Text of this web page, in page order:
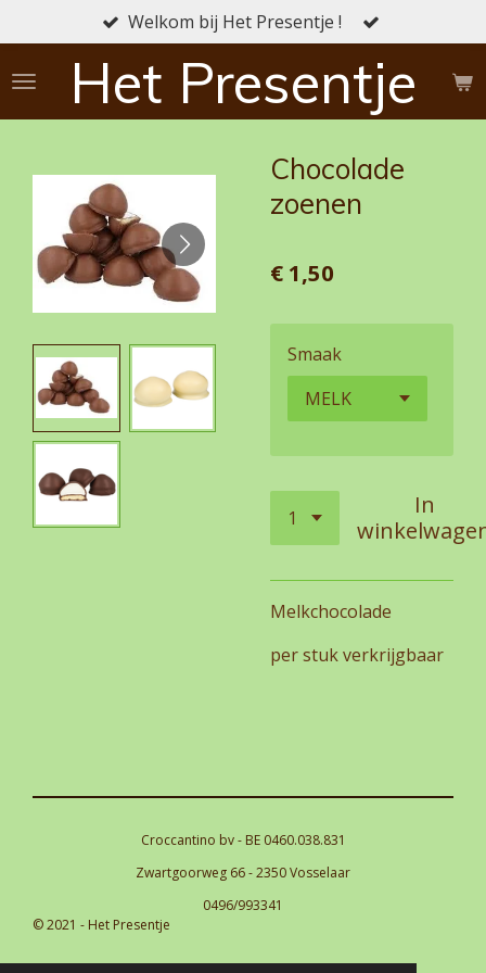
direct
naar
Het Presentje
Welkom bij Het Presentje !
Chocolade
zoenen
€ 1,50
Smaak
In
Melkchocolade
per stuk verkrijgbaar
Croccantino bv - BE 0460.038.831
Zwartgoorweg 66 - 2350 Vosselaar
0496/993341
© 2021 - Het Presentje